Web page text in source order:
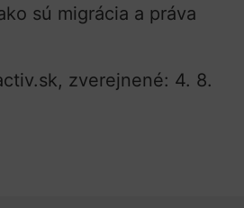
sú migrácia a práva
zverejnené: 4. 8.